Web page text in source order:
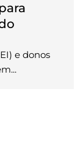
e donos